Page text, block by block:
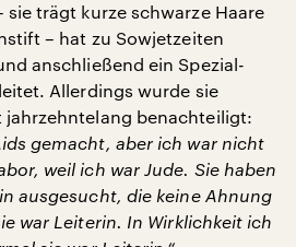
sie trägt kurze schwarze Haare
– hat zu Sowjetzeiten
anschließend ein Spezial-
Allerdings wurde sie
benachteiligt:
gemacht, aber ich war nicht
weil ich war Jude. Sie haben
ausgesucht, die keine Ahnung
war Leiterin. In Wirklichkeit ich